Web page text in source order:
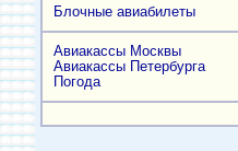
Блочные авиабилеты
Авиакассы Москвы
Авиакассы Петербурга
Погода